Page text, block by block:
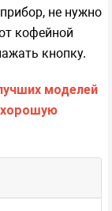
не нужно
кофейной
кнопку.